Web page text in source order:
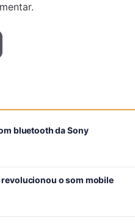
bluetooth da Sony
o som mobile